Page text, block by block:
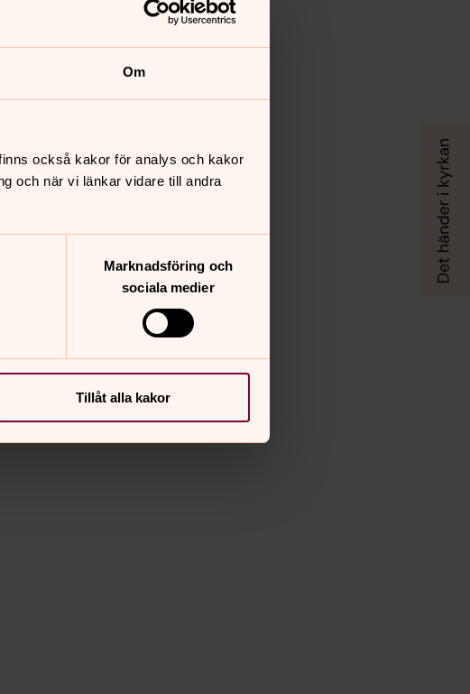
Om
också kakor för analys och kakor
och när vi länkar vidare till andra
Marknadsföring och
sociala medier
Tillåt alla kakor